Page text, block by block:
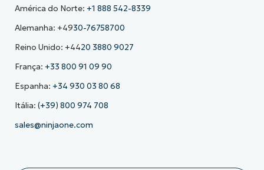
América do Norte: +1 888 542-8339
Alemanha: +4930-76758700
Reino Unido: +4420 3880 9027
França: +33 800 91 09 90
Espanha: +34 930 03 80 68
Itália: (+39) 800 974 708
sales@ninjaone.com